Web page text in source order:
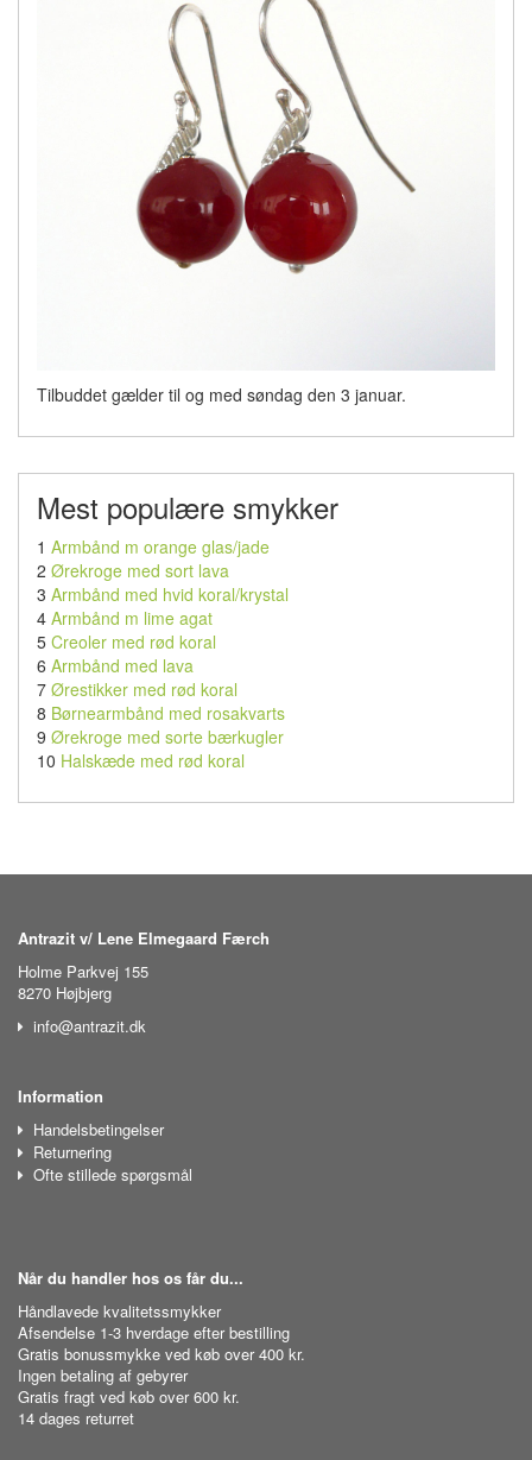
Tilbuddet gælder til og med søndag den 3 januar.
Mest populære smykker
1 Armbånd m orange glas/jade
2 Ørekroge med sort lava
3 Armbånd med hvid koral/krystal
4 Armbånd m lime agat
5 Creoler med rød koral
6 Armbånd med lava
7 Ørestikker med rød koral
8 Børnearmbånd med rosakvarts
9 Ørekroge med sorte bærkugler
10 Halskæde med rød koral
Antrazit v/ Lene Elmegaard Færch
Holme Parkvej 155
8270 Højbjerg
info@antrazit.dk
Information
Handelsbetingelser
Returnering
Ofte stillede spørgsmål
Når du handler hos os får du...
Håndlavede kvalitetssmykker
Afsendelse 1-3 hverdage efter bestilling
Gratis bonussmykke ved køb over 400 kr.
Ingen betaling af gebyrer
Gratis fragt ved køb over 600 kr.
14 dages returret